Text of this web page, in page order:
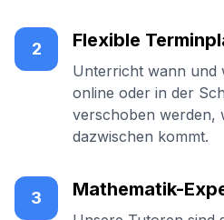
2 Flexible
Unterricht wann und
online oder in der
verschoben werden,
dazwischen kommt.
3 Mathematik-